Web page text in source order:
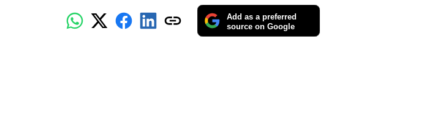
Add as a preferred
source on Google